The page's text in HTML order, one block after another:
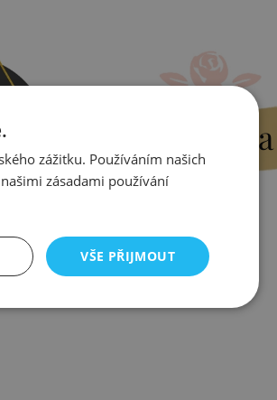
Výměna
zážitku. Používáním našich
zásadami používání
VŠE PŘIJMOUT